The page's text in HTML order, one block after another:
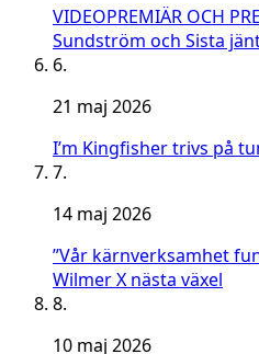
VIDEOPREMIÄR OCH
Sundström och Sista
6.
21 maj 2026
I’m Kingfisher trivs på
7.
14 maj 2026
”Vår kärnverksamhet
Wilmer X nästa växel
8.
10 maj 2026